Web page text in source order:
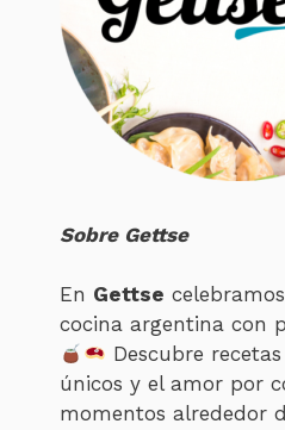
Sobre Gettse
En Gettse
cocina argentina con
Descubre
únicos y el amor por
momentos alrededor